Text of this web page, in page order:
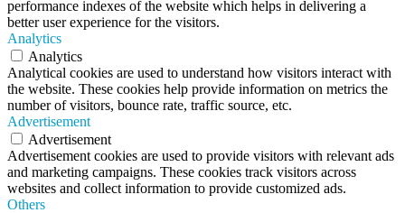
performance indexes of the website which helps in delivering a
better user experience for the visitors.
Analytics
Analytics
Analytical cookies are used to understand how visitors interact with
the website. These cookies help provide information on metrics the
number of visitors, bounce rate, traffic source, etc.
Advertisement
Advertisement
Advertisement cookies are used to provide visitors with relevant ads
and marketing campaigns. These cookies track visitors across
websites and collect information to provide customized ads.
Others